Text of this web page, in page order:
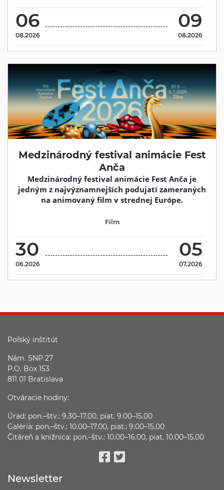
06
08.2026
09
08.2026
Medzinárodný festival animácie Fest
Anča
Medzinárodný festival animácie Fest Anča je
jedným z najvýznamnejších podujatí zameraných
na animovaný film v strednej Európe.
30
06.2026
05
07.2026
Film
Poľský inštitút
Nám. SNP 27
P.O. Box 153
811 01 Bratislava
Otváracie hodiny:
Úrad: pon.–štv.: 9.30–17.00, piat. 9.00–15.00
Galéria: pon.–štv.: 10.00–17.00, piat.: 9.00–15.00
Čitáreň a knižnica: pon.–štv.: 10.00–16.00, piat. 10.00–15.00
Newsletter